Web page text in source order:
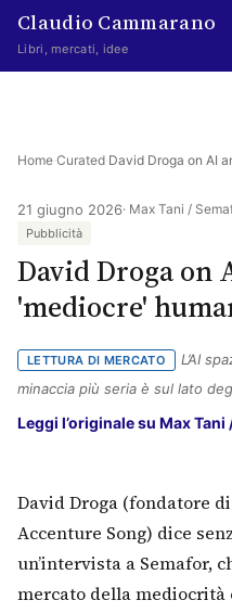
Claudio Cammarano
Libri, mercati, idee
Learning log
Indice
About
Cerca
Home·Curated·
21 giugno 2026· Max Tani /
Pubblicità
David Droga on
'mediocre'
LETTURA DI MERCATO
L’AI
minaccia più seria è sul lato
Leggi l’originale su Max
David Droga (fondatore di
Accenture Song) dice
un’intervista a Semafor,
mercato della mediocrità